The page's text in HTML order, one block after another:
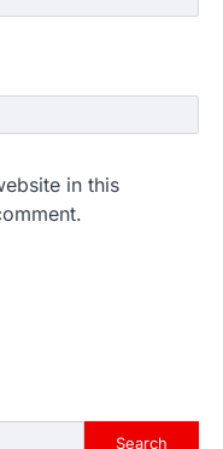
in this
Search